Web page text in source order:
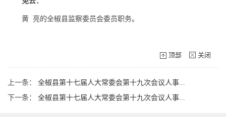
黄 亮的全椒县监察委员会委员职务。
顶部 关闭
上一条： 全椒县第十七届人大常委会第十九次会议人事...
下一条： 全椒县第十七届人大常委会第十九次会议人事...